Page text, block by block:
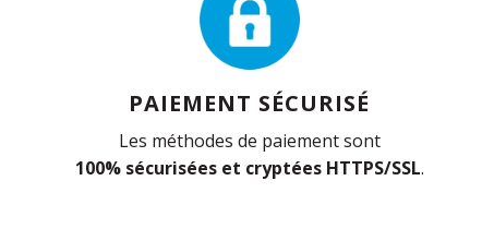
PAIEMENT SÉCURISÉ
Les méthodes de paiement sont
100% sécurisées et cryptées HTTPS/SSL.